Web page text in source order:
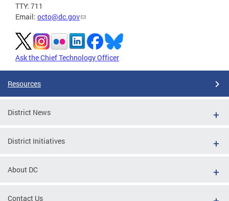
TTY: 711
Email: octo@dc.gov
Ask the Chief Technology Officer
Resources
District News
District Initiatives
About DC
Contact Us